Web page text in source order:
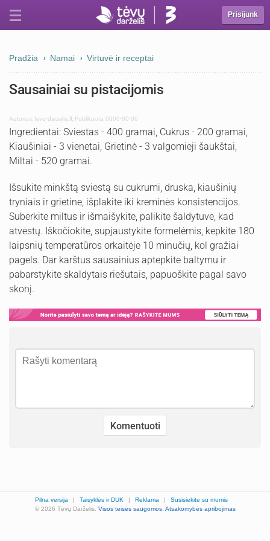
Prisijunk
Pradžia Namai Virtuvė ir receptai
Sausainiai su pistacijomis
Autorius:tevu-darzelis.lt Publikuota: 0000-00-00
Ingredientai: Sviestas - 400 gramai, Cukrus - 200 gramai,
Kiaušiniai - 3 vienetai, Grietinė - 3 valgomieji šaukštai,
Miltai - 520 gramai.
Išsukite minkštą sviestą su cukrumi, druska, kiaušinių
tryniais ir grietine, išplakite iki kreminės konsistencijos.
Suberkite miltus ir išmaišykite, palikite šaldytuve, kad
atvėstų. Iškočiokite, supjaustykite formelėmis, kepkite 180
laipsnių temperatūros orkaitėje 10 minučių, kol gražiai
pagels. Dar karštus sausainius aptepkite baltymu ir
pabarstykite skaldytais riešutais, papuoškite pagal savo
skonį.
Pilna versija | Taisyklės ir DUK | Reklama |
Susisiekite su mumis
© 2026 Tėvų Darželis. Visos teisės saugomos. Atsakomybės apribojimas